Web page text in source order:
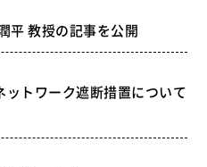
平 教授の記事を公開
トワーク遮断措置について